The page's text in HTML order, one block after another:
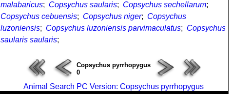
malabaricus; Copsychus saularis; Copsychus sechellarum;
Copsychus cebuensis; Copsychus niger; Copsychus
luzoniensis; Copsychus luzoniensis parvimaculatus; Copsychus
saularis saularis;
Copsychus pyrrhopygus
0
Animal Search PC Version: Copsychus pyrrhopygus